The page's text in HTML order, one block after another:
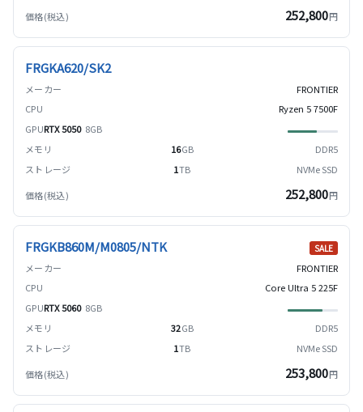
252,800円
FRGKA620/SK2
FRONTIER
Ryzen 5 7500F
RTX 5050 8GB
16GB
DDR5
1TB NVMe SSD
252,800円
FRGKB860M/M0805/NTK SALE
FRONTIER
Core Ultra 5 225F
RTX 5060 8GB
32GB
DDR5
1TB NVMe SSD
253,800円